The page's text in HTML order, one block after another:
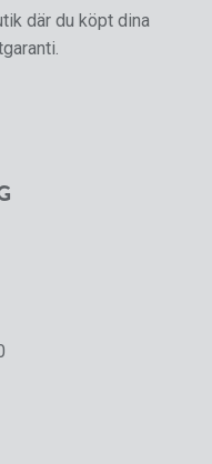
där du köpt dina